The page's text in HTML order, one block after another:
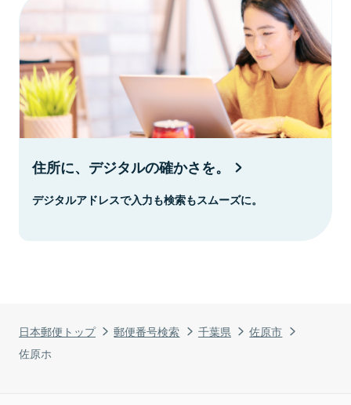
日本郵便トップ 郵便番号検索 千葉県
佐原市
佐原ホ
住所に、デジタルの確かさを。
デジタルアドレスで入力も検索もスムーズに。